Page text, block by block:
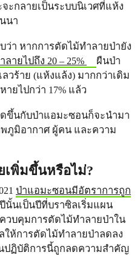
ะกลายเป็นระบบนิเวศที่แห้ง
นา
ว่า หากการตัดไม้ทำลายป่ายัง
ายไปถึง 20 – 25%
ผืนป่า
วร้าย (แห้งแล้ง) มากกว่าเดิม
ยไปกว่า 17% แล้ว
ขึ้นกับป่าแอมะซอนก็จะนำมา
ภูมิอากาศ ผู้คน และความ
พิ่มขึ้นหรือไม่?
ป่าแอมะซอนมีอัตราการถูก
ปีนั้นเป็นปีที่บราซิลเริ่มแผน
วบคุมการตัดไม้ทำลายป่าใน
ให้การตัดไม้ทำลายป่าลดลง
ปฏิบัติการนี้ถูกลดความสำคัญ